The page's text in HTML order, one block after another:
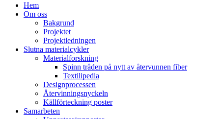
Hem
Om oss
Bakgrund
Projektet
Projektledningen
Slutna materialcykler
Materialforskning
Spinn tråden på nytt av återvunnen fiber
Textilipedia
Designprocessen
Återvinningsnyckeln
Källförteckning poster
Samarbeten